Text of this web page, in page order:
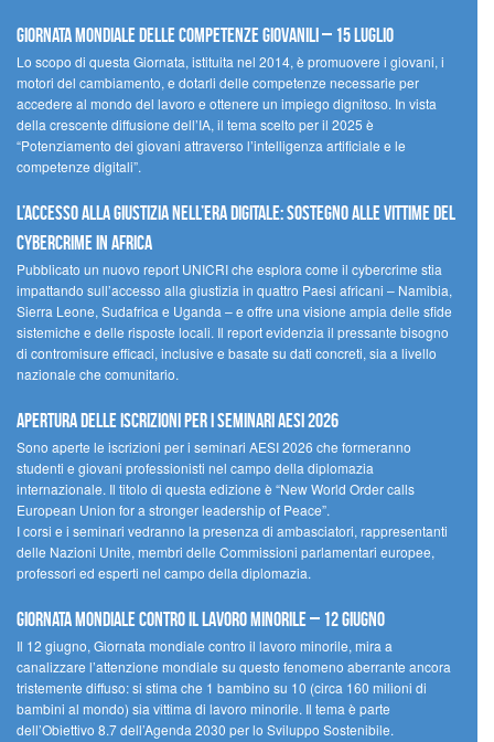
Giornata Mondiale delle Competenze Giovanili – 15 luglio
Lo scopo di questa Giornata, istituita nel 2014, è promuovere i giovani, i
motori del cambiamento, e dotarli delle competenze necessarie per
accedere al mondo del lavoro e ottenere un impiego dignitoso. In vista
della crescente diffusione dell’IA, il tema scelto per il 2025 è
“Potenziamento dei giovani attraverso l’intelligenza artificiale e le
competenze digitali”.
L’accesso alla giustizia nell’era digitale: sostegno alle vittime del
cybercrime in Africa
Pubblicato un nuovo report UNICRI che esplora come il cybercrime stia
impattando sull’accesso alla giustizia in quattro Paesi africani – Namibia,
Sierra Leone, Sudafrica e Uganda – e offre una visione ampia delle sfide
sistemiche e delle risposte locali. Il report evidenzia il pressante bisogno
di contromisure efficaci, inclusive e basate su dati concreti, sia a livello
nazionale che comunitario.
Apertura delle iscrizioni per i seminari AESI 2026
Sono aperte le iscrizioni per i seminari AESI 2026 che formeranno
studenti e giovani professionisti nel campo della diplomazia
internazionale. Il titolo di questa edizione è “New World Order calls
European Union for a stronger leadership of Peace”.
I corsi e i seminari vedranno la presenza di ambasciatori, rappresentanti
delle Nazioni Unite, membri delle Commissioni parlamentari europee,
professori ed esperti nel campo della diplomazia.
Giornata mondiale contro il lavoro minorile – 12 giugno
Il 12 giugno, Giornata mondiale contro il lavoro minorile, mira a
canalizzare l’attenzione mondiale su questo fenomeno aberrante ancora
tristemente diffuso: si stima che 1 bambino su 10 (circa 160 milioni di
bambini al mondo) sia vittima di lavoro minorile. Il tema è parte
dell’Obiettivo 8.7 dell’Agenda 2030 per lo Sviluppo Sostenibile.